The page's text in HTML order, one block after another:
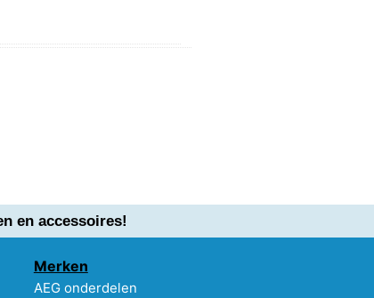
en accessoires!
Merken
AEG onderdelen